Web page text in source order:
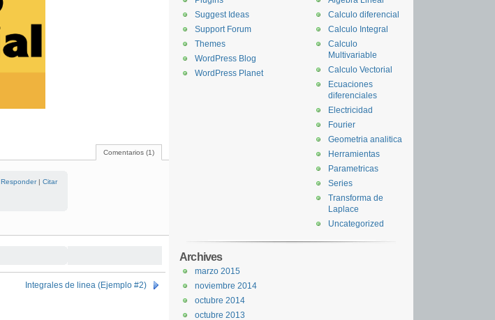
Comentarios (1)
Responder| Citar
Integrales de linea (Ejemplo #2)
Calculo diferencial
Calculo Integral
Calculo
Multivariable
Calculo Vectorial
Ecuaciones
diferenciales
Electricidad
Fourier
Geometria analitica
Herramientas
Parametricas
Series
Transforma de
Laplace
Uncategorized
Suggest Ideas
Support Forum
Themes
WordPress Blog
WordPress Planet
Archives
marzo 2015
noviembre 2014
octubre 2014
octubre 2013